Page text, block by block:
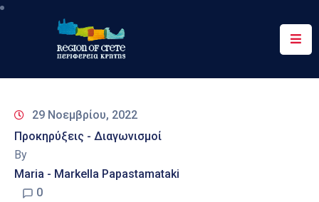
Περιφέρεια
&
Δράσεις
Ψηφιακές
29 Νοεμβρίου, 2022
Προκηρύξεις - Διαγωνισμοί
By
Maria - Markella Papastamataki
0